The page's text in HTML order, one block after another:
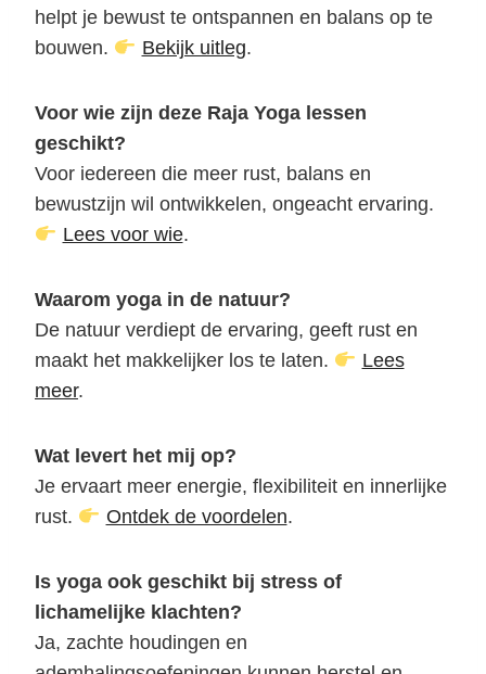
helpt je bewust te ontspannen en balans op te
bouwen.
Bekijk uitleg.
Voor wie zijn deze Raja Yoga lessen
geschikt?
Voor iedereen die meer rust, balans en
bewustzijn wil ontwikkelen, ongeacht ervaring.
Lees voor wie.
Waarom yoga in de natuur?
De natuur verdiept de ervaring, geeft rust en
maakt het makkelijker los te laten.
Lees
meer.
Wat levert het mij op?
Je ervaart meer energie, flexibiliteit en innerlijke
rust.
Ontdek de voordelen.
Is yoga ook geschikt bij stress of
lichamelijke klachten?
Ja, zachte houdingen en